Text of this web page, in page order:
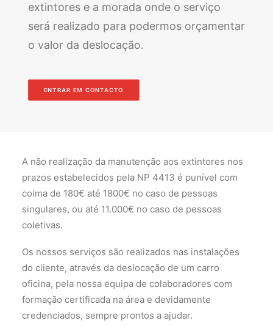
extintores e a morada onde o serviço
será realizado para podermos orçamentar
o valor da deslocação.
ENTRAR EM CONTACTO
A não realização da manutenção aos extintores nos
prazos estabelecidos pela NP 4413 é punível com
coima de 180€ até 1800€ no caso de pessoas
singulares, ou até 11.000€ no caso de pessoas
coletivas.
Os nossos serviços são realizados nas instalações
do cliente, através da deslocação de um carro
oficina, pela nossa equipa de colaboradores com
formação certificada na área e devidamente
credenciados, sempre prontos a ajudar.